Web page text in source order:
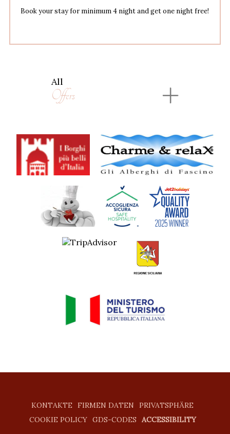
Book your stay for minimum 4 night and get one night free!
All
Offers
KONTAKTE FIRMEN DATEN
PRIVATSPHÄRE
COOKIE POLICY GDS-CODES ACCESSIBILITY